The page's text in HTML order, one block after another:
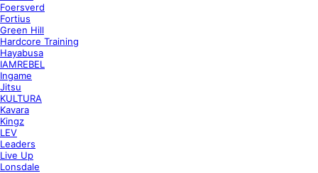
Foersverd
Fortius
Green Hill
Hardcore Training
Hayabusa
IAMREBEL
Ingame
Jitsu
KULTURA
Kavara
Kingz
LEV
Leaders
Live Up
Lonsdale